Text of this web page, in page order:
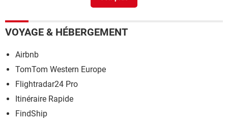
VOYAGE & HÉBERGEMENT
Airbnb
TomTom Western Europe
Flightradar24 Pro
Itinéraire Rapide
FindShip